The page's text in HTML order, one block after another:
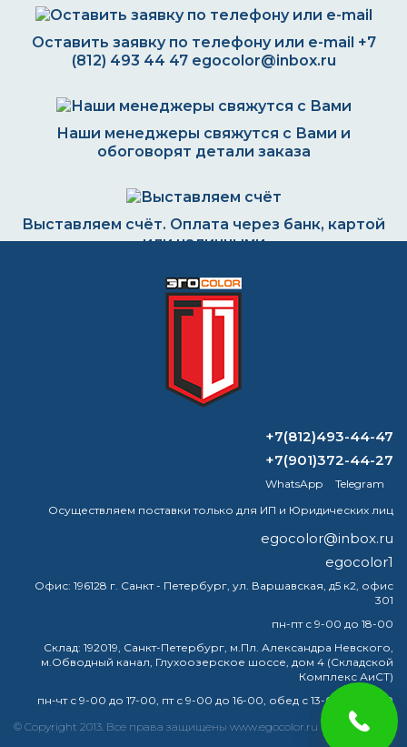
Оставить заявку по телефону или e-mail +7
(812) 493 44 47 egocolor@inbox.ru
Наши менеджеры свяжутся с Вами и
обоговорят детали заказа
Выставляем счёт. Оплата через банк, картой
или наличными
Формируем заказ и отправляем транспортной
ВОПРОС-ОТВЕТ
Что такое технический кремний?
Сколько времени должно пройти
между грунтовкой и покраской?
Можно ли растворять молотковую
Как смыть эпоксидный грунт?
краска эмаль грунт
металла
+7(812)493-44-47
+7(901)372-44-27
WhatsApp
Telegram
Осуществляем поставки только для ИП и Юридических лиц
egocolor@inbox.ru
egocolor1
Офис: 196128 г. Санкт - Петербург, ул. Варшавская, д5 к2, офис
301
пн-пт с 9-00 до 18-00
Склад: 192019, Санкт-Петербург, м.Пл. Александра Невского,
м.Обводный канал, Глухоозерское шоссе, дом 4 (Складской
Комплекс АиСТ)
пн-чт с 9-00 до 17-00, пт с 9-00 до 16-00, обед с 13-00 до 14-00
© Copyright 2013. Все права защищены www.egocolor.ru